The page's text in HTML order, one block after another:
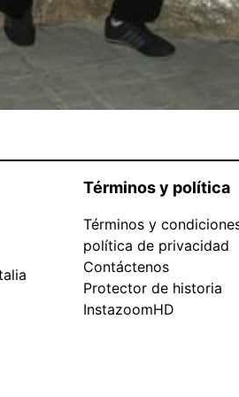
Términos y política
Términos y
política de privacidad
Contáctenos
Protector de historia
InstazoomHD